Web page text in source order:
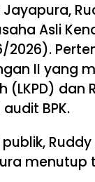
Asli
2026).
II yang
(LKPD) dan
BPK.
menutup